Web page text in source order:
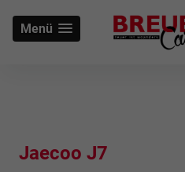
Menü
Jaecoo J7